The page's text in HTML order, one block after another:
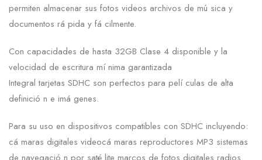
permiten almacenar sus fotos videos archivos de mú sica y
documentos rá pida y fá cilmente.
Con capacidades de hasta 32GB Clase 4 disponible y la
velocidad de escritura mí nima garantizada
Integral tarjetas SDHC son perfectos para pelí culas de alta
definició n e imá genes.
Para su uso en dispositivos compatibles con SDHC incluyendo:
cá maras digitales videocá maras reproductores MP3 sistemas